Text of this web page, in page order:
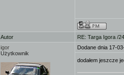
Autor
RE: Targa Igora /
igor
Użytkownik
Dodane dnia 17-
dodałem jeszcze